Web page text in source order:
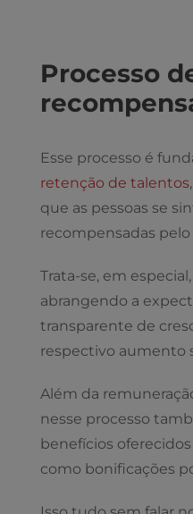
Processo
Esse processo é
retenção de talentos
que as pessoas se
recompensadas
Trata-se, em
abrangendo a
transparente de
respectivo aumento
Além da
nesse processo
benefícios
como bonificações